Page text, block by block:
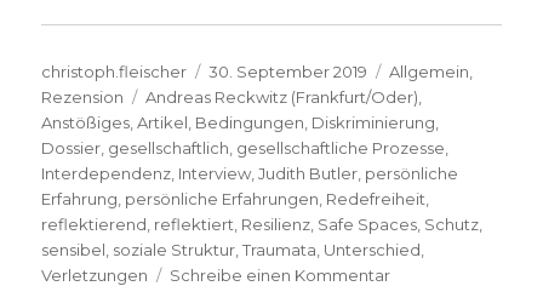
Autor
christoph.fleischer
Veröffentlicht
am
30. September 2019 Kategorien
Allgemein
Rezension
Schlagwörter
Andreas Reckwitz (Frankfurt/Oder)
Anstößiges ,Artikel Bedingungen Diskriminierung
Dossier gesellschaftlich gesellschaftliche Prozesse
Interdependenz Interview ,Judith Butler persönliche
Erfahrung persönliche Erfahrungen Redefreiheit
reflektierend reflektiert Resilienz Safe Spaces Schutz
sensibel soziale Struktur ,Traumata Unterschied
Verletzungen
Schreibe einen Kommentarzu